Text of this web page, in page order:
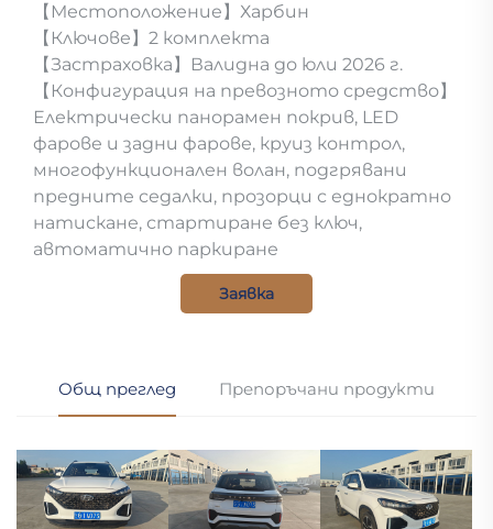
【Местоположение】Харбин
【Ключове】2 комплекта
【Застраховка】Валидна до юли 2026 г.
【Конфигурация на превозното средство】
Електрически панорамен покрив, LED
фарове и задни фарове, круиз контрол,
многофункционален волан, подгрявани
предните седалки, прозорци с еднократно
натискане, стартиране без ключ,
автоматично паркиране
Заявка
Общ преглед Препоръчани продукти